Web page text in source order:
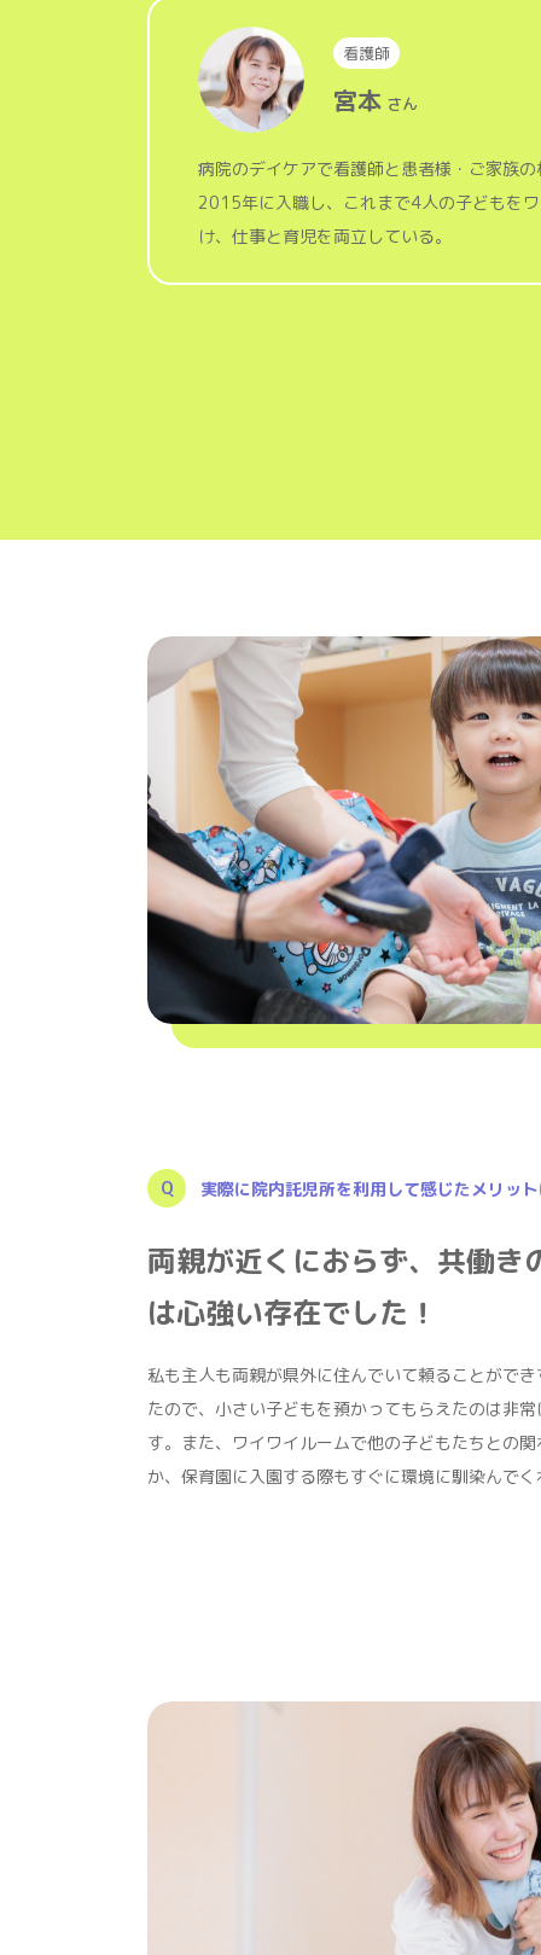
看護師
宮本 さん
病院のデイケアで看護師と患者様・ご家族
2015年に入職し、これまで4人の子どもを
け、仕事と育児を両立している。
実際に院内託児所を利用して感じたメリッ
両親が近くにおらず、共働き
は心強い存在でした！
私も主人も両親が県外に住んでいて頼ることがで
たので、小さい子どもを預かってもらえたのは非
す。また、ワイワイルームで他の子どもたちとの
か、保育園に入園する際もすぐに環境に馴染んで